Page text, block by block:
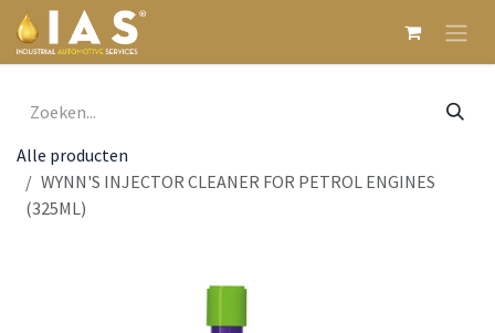
Overslaan naar inhoud
Alle producten
WYNN'S INJECTOR CLEANER FOR PETROL ENGINES
(325ML)